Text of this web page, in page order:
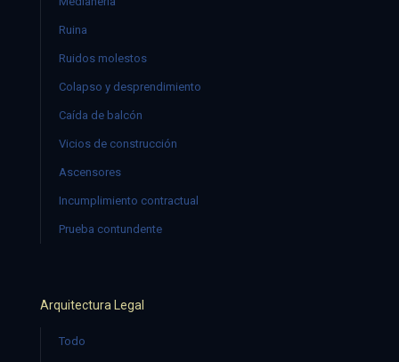
Ruina
Ruidos molestos
Colapso y desprendimiento
Caída de balcón
Vicios de construcción
Ascensores
Incumplimiento contractual
Prueba contundente
Arquitectura Legal
Todo